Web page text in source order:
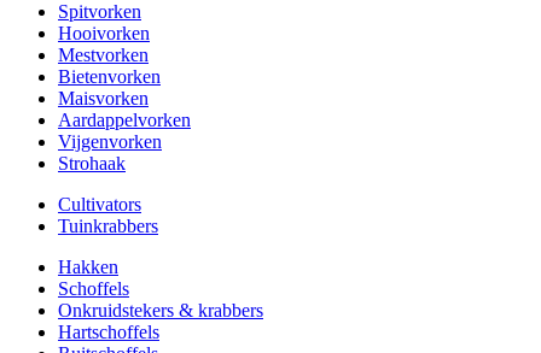
Spitvorken
Hooivorken
Mestvorken
Bietenvorken
Maisvorken
Aardappelvorken
Vijgenvorken
Strohaak
Cultivators
Tuinkrabbers
Hakken
Schoffels
Onkruidstekers & krabbers
Hartschoffels